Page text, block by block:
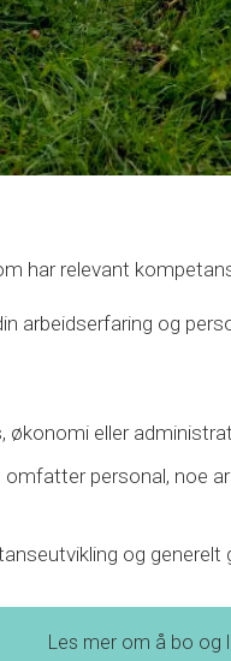
har relevant
arbeidserfaring og
økonomi eller
personal, noe
og
Les mer om å bo og